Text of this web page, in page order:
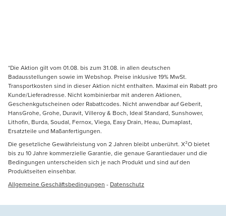
*Die Aktion gilt vom 01.08. bis zum 31.08. in allen deutschen
Badausstellungen sowie im Webshop. Preise inklusive 19% MwSt.
Transportkosten sind in dieser Aktion nicht enthalten. Maximal ein Rabatt pro
Kunde/Lieferadresse. Nicht kombinierbar mit anderen Aktionen,
Geschenkgutscheinen oder Rabattcodes. Nicht anwendbar auf Geberit,
HansGrohe, Grohe, Duravit, Villeroy & Boch, Ideal Standard, Sunshower,
Lithofin, Burda, Soudal, Fernox, Viega, Easy Drain, Heau, Dumaplast,
Ersatzteile und Maßanfertigungen.
Die gesetzliche Gewährleistung von 2 Jahren bleibt unberührt. X²O bietet
bis zu 10 Jahre kommerzielle Garantie, die genaue Garantiedauer und die
Bedingungen unterscheiden sich je nach Produkt und sind auf den
Produktseiten einsehbar.
Allgemeine Geschäftsbedingungen - Datenschutz